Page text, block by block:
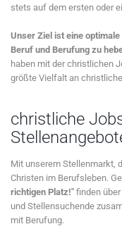
stets auf dem ersten oder
Unser Ziel ist eine
Beruf und Berufung zu
haben mit der christlichen
größte Vielfalt an
christliche
Mit unserem Stellenmarkt,
Christen im Berufsleben.
richtigen Platz!" finden
und Stellensuchende
mit Berufung.